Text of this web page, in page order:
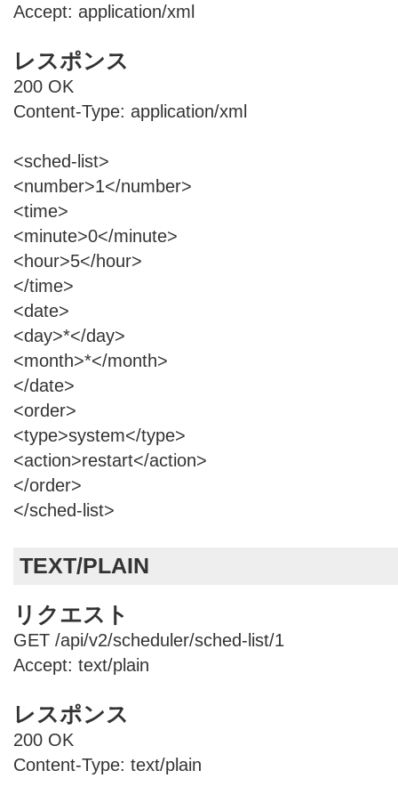
Accept: application/xml
レスポンス
200 OK
Content-Type: application/xml
<sched-list>
<number>1</number>
<time>
<minute>0</minute>
<hour>5</hour>
</time>
<date>
<day>*</day>
<month>*</month>
</date>
<order>
<type>system</type>
<action>restart</action>
</order>
</sched-list>
TEXT/PLAIN
リクエスト
GET /api/v2/scheduler/sched-list/1
Accept: text/plain
レスポンス
200 OK
Content-Type: text/plain